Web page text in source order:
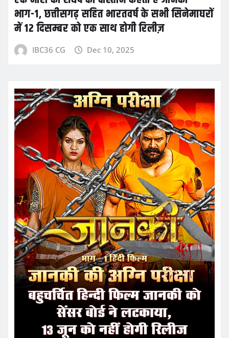
भाग-1, छत्तीसगढ़ सहित भारतवर्ष के सभी सिनेमाघरों
में 12 दिसम्बर को एक साथ होगी रिलीज़
IBC36 CG Dec 10, 2025